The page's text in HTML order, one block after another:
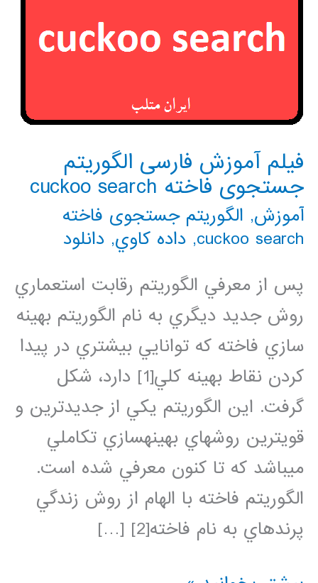
فیلم آموزش فارسی الگوریتم
جستجوی فاخته cuckoo search
آموزش, الگوریتم جستجوی فاخته
cuckoo search
, داده كاوي, دانلود
پس از معرفي الگوريتم رقابت استعماري
روش جديد ديگري به نام الگوريتم بهينه
سازي فاخته كه توانايي بيشتري در پيدا
كردن نقاط بهينه كلي[1] دارد، شكل
گرفت. اين الگوريتم يكي از جديدترين و
قويترين روشهاي بهينهسازي تكاملي
ميباشد كه تا كنون معرفي شده است.
الگوريتم فاخته با الهام از روش زندگي
پرندهاي به نام فاخته[2] […]